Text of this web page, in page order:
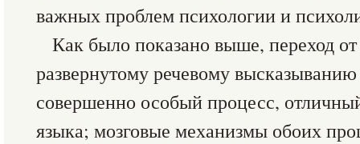
важных проблем психологии и
Как было показано выше, переход
развернутому речевому высказыванию
совершенно особый процесс,
языка; мозговые механизмы обоих